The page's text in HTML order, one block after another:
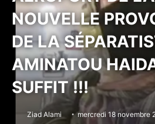
NOUVELLE
DE LA
AMINATOU
SUFFIT !!!
Ziad Alami mercredi 18 novembre